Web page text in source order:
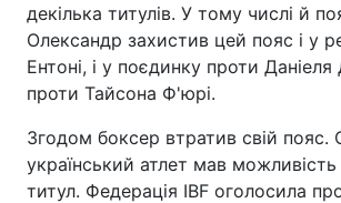
декілька титулів. У тому числі й
Олександр захистив цей пояс і у
Ентоні, і у поєдинку проти
проти Тайсона Ф'юрі.
Згодом боксер втратив свій пояс.
український атлет мав
титул. Федерація IBF оголосила